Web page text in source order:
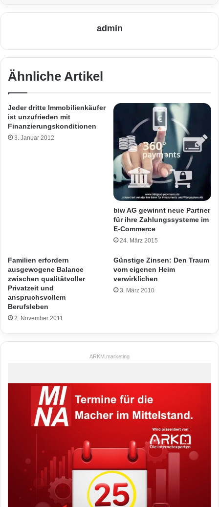
admin
Ähnliche Artikel
Jeder dritte Immobilienkäufer
ist unzufrieden mit
Finanzierungskonditionen
3. Januar 2012
biw AG gewinnt neue Partner
für ihre Zahlungssysteme im
E-Commerce
24. März 2015
Familien erfordern
ausgewogene Balance
zwischen qualitätvoller
Privatzeit und
anspruchsvollem
Berufsleben
2. November 2011
Günstige Zinsen: Den Traum
vom eigenen Heim
verwirklichen
3. März 2010
ARKM.marketing